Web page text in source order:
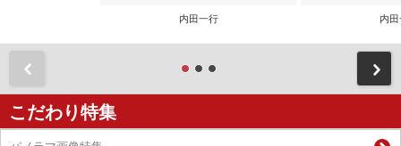
内田一行 内
こだわり特集